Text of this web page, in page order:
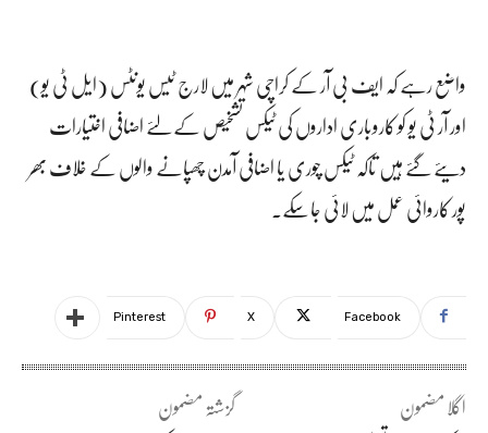
واضع رہے کہ ایف بی آر کے کراچی شہر میں لارج ٹیس یونٹس (ایل ٹی یو)
اور آر ٹی یو کو کاروباری اداروں کی ٹیکس تشخیص کے لئے اضافی اختیارات
دیئے گئے ہیں تاکہ ٹیکس چوری یا اضافی آمدن چھپانے والوں کے خلاف بھر
پور کاروائی عمل میں لائی جاسکے۔
Facebook
X
Pinterest
گزشتہ مضمون
اگلا مضمون